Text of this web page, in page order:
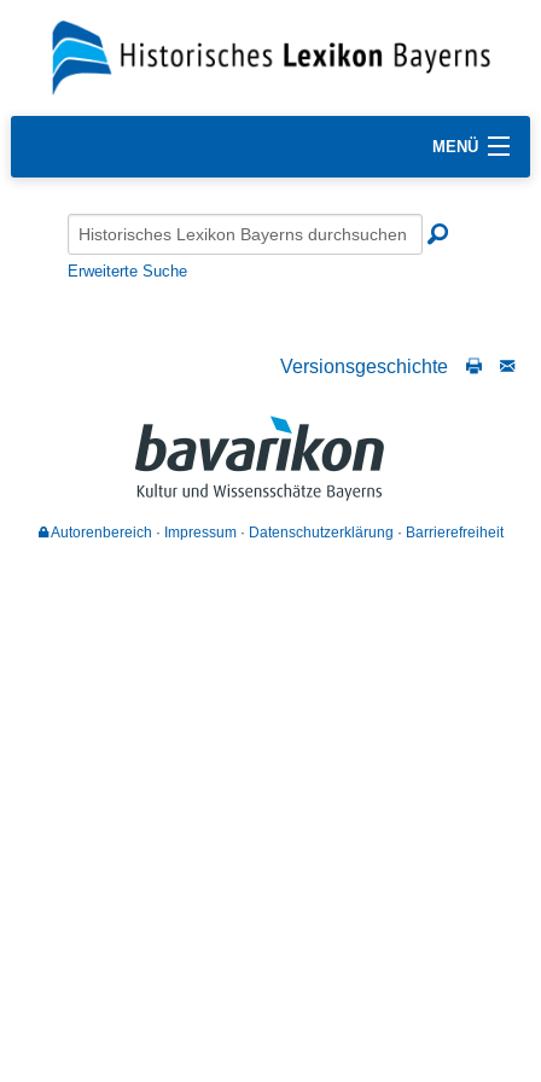
MENÜ
Erweiterte Suche
Versionsgeschichte
Autorenbereich Impressum Datenschutzerklärung Barrierefreiheit